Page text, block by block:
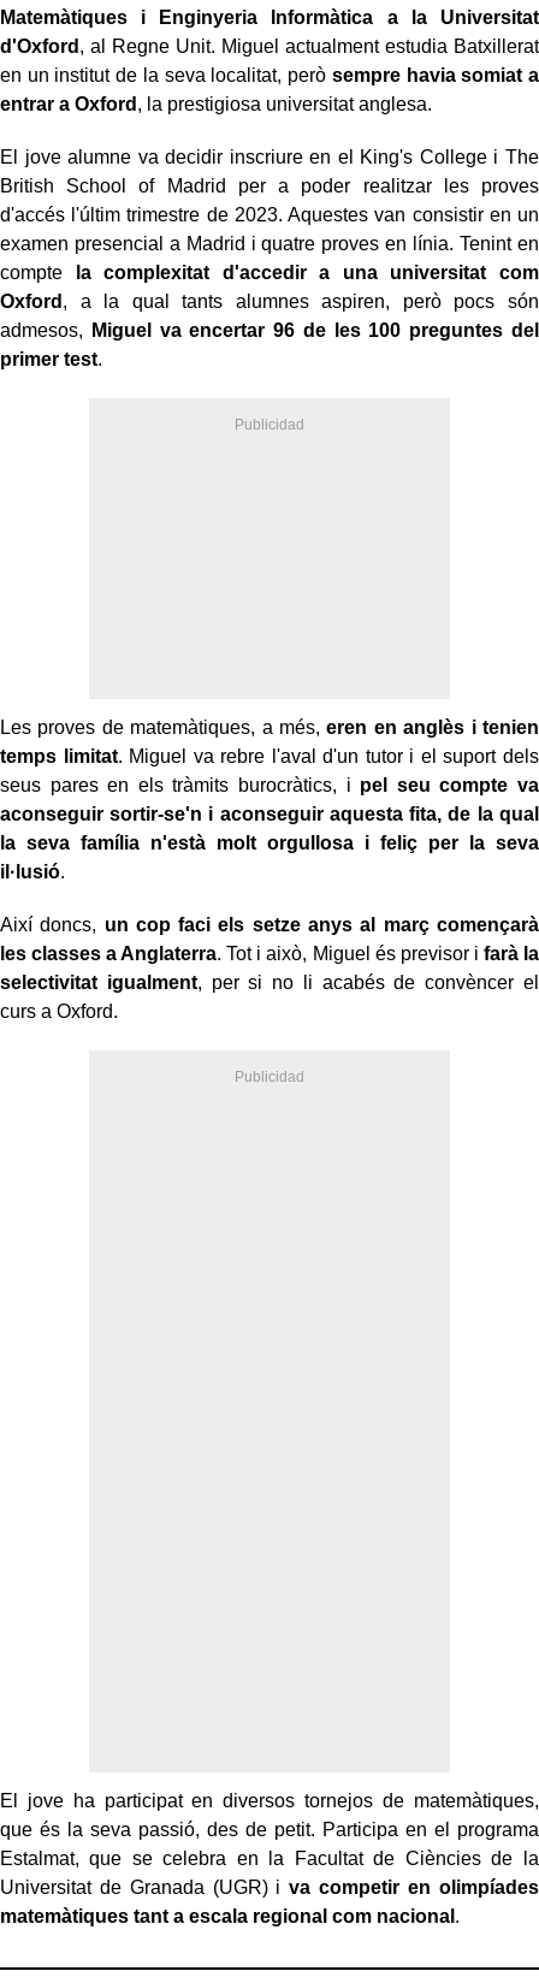
Matemàtiques i Enginyeria Informàtica a la Universitat
d'Oxford , al Regne Unit. Miguel actualment estudia Batxillerat
en un institut de la seva localitat, però sempre havia somiat a
entrar a Oxford , la prestigiosa universitat anglesa.
El jove alumne va decidir inscriure en el King's College i The
British School of Madrid per a poder realitzar les proves
d'accés l'últim trimestre de 2023. Aquestes van consistir en un
examen presencial a Madrid i quatre proves en línia. Tenint en
compte
la complexitat d'accedir a una universitat com
Oxford , a la qual tants alumnes aspiren, però pocs són
admesos,
Miguel va encertar 96 de les 100 preguntes del
primer test.
Les proves de matemàtiques, a més, eren en anglès i tenien
temps limitat. Miguel va rebre l'aval d'un tutor i el suport dels
seus pares en els tràmits burocràtics, i pel seu compte va
aconseguir sortir-se'n i aconseguir aquesta fita, de la qual
la seva família n'està molt orgullosa i feliç per la seva
il·lusió.
Així doncs, un cop faci els setze anys al març començarà
les classes a Anglaterra. Tot i això, Miguel és previsor i farà la
selectivitat igualment, per si no li acabés de convèncer el
curs a Oxford.
El jove ha participat en diversos tornejos de matemàtiques,
que és la seva passió, des de petit. Participa en el programa
Estalmat, que se celebra en la Facultat de Ciències de la
Universitat de Granada (UGR) iva competir en olimpíades
matemàtiques tant a escala regional com nacional .